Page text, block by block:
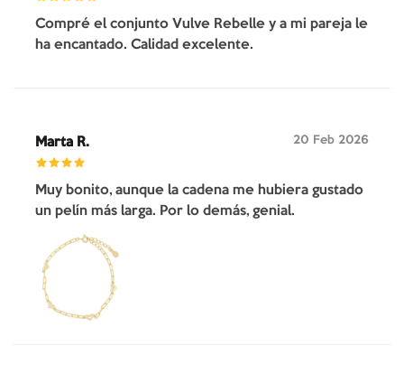
Compré el conjunto Vulve Rebelle y a mi pareja le
ha encantado. Calidad excelente.
Marta R. 20 Feb 2026
Muy bonito, aunque la cadena me hubiera gustado
un pelín más larga. Por lo demás, genial.